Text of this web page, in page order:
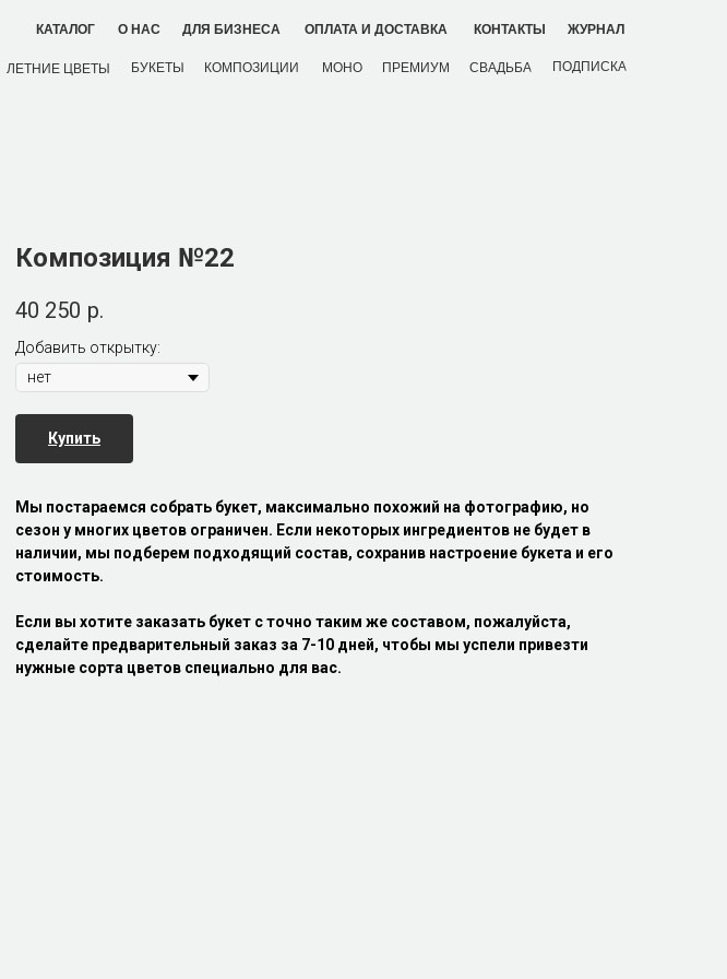
О НАС
КАТАЛОГ ДЛЯ БИЗНЕСА ОПЛАТА И ДОСТАВКА КОНТАКТЫ ЖУРНАЛ
БУКЕТЫ ПРЕМИУМ
МОНО
ЛЕТНИЕ ЦВЕТЫ КОМПОЗИЦИИ СВАДЬБА ПОДПИСКА
Композиция №22
40 250 р.
Добавить открытку:
Купить
Мы постараемся собрать букет, максимально похожий на фотографию, но
сезон у многих цветов ограничен. Если некоторых ингредиентов не будет в
наличии, мы подберем подходящий состав, сохранив настроение букета и его
стоимость.
Если вы хотите заказать букет с точно таким же составом, пожалуйста,
сделайте предварительный заказ за 7-10 дней, чтобы мы успели привезти
нужные сорта цветов специально для вас.